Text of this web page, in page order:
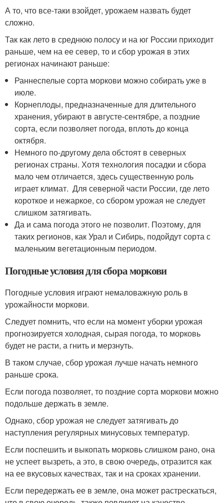
А то, что все-таки взойдет, урожаем назвать будет
сложно.
Так как лето в среднюю полосу и на юг России приходит
раньше, чем на ее север, то и сбор урожая в этих
регионах начинают раньше:
Раннеспелые сорта моркови можно собирать уже в
июле.
Корнеплоды, предназначенные для длительного
хранения, убирают в августе-сентябре, а поздние
сорта, если позволяет погода, вплоть до конца
октября.
Немного по-другому дела обстоят в северных
регионах страны. Хотя технология посадки и сбора
мало чем отличается, здесь существенную роль
играет климат. Для северной части России, где лето
короткое и нежаркое, со сбором урожая не следует
слишком затягивать.
Да и сама погода этого не позволит. Поэтому, для
таких регионов, как Урал и Сибирь, подойдут сорта с
маленьким вегетационным периодом.
Погодные условия для сбора моркови
Погодные условия играют немаловажную роль в
урожайности моркови.
Следует помнить, что если на момент уборки урожая
прогнозируется холодная, сырая погода, то морковь
будет не расти, а гнить и мерзнуть.
В таком случае, сбор урожая лучше начать немного
раньше срока.
Если погода позволяет, то поздние сорта моркови можно
подольше держать в земле.
Однако, сбор урожая не следует затягивать до
наступления регулярных минусовых температур.
Если поспешить и выкопать морковь слишком рано, она
не успеет вызреть, а это, в свою очередь, отразится как
на ее вкусовых качествах, так и на сроках хранении.
Если передержать ее в земле, она может растрескаться,